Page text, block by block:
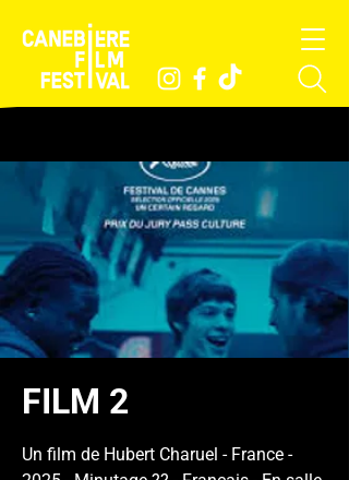
FILM 2
Un film de Hubert Charuel - France -